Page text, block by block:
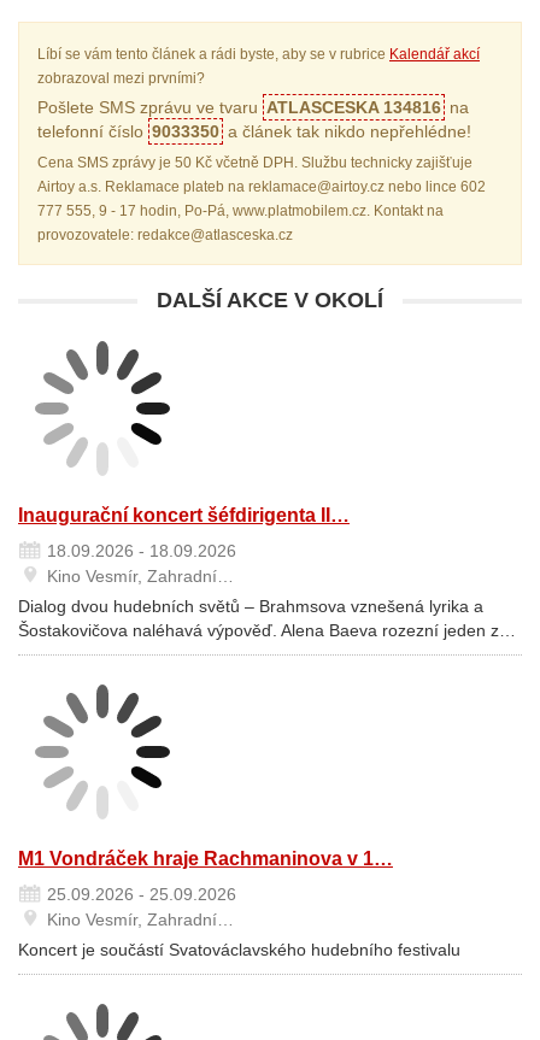
Líbí se vám tento článek a rádi byste, aby se v rubrice Kalendář akcí
zobrazoval mezi prvními?
Pošlete SMS zprávu ve tvaru ATLASCESKA 134816 na
telefonní číslo 9033350 a článek tak nikdo nepřehlédne!
Cena SMS zprávy je 50 Kč včetně DPH. Službu technicky zajišťuje
Airtoy a.s. Reklamace plateb na reklamace@airtoy.cz nebo lince 602
777 555, 9 - 17 hodin, Po-Pá, www.platmobilem.cz. Kontakt na
provozovatele: redakce@atlasceska.cz
DALŠÍ AKCE V OKOLÍ
Inaugurační koncert šéfdirigenta II…
18.09.2026 - 18.09.2026
Kino Vesmír, Zahradní…
Dialog dvou hudebních světů – Brahmsova vznešená lyrika a
Šostakovičova naléhavá výpověď. Alena Baeva rozezní jeden z…
M1 Vondráček hraje Rachmaninova v 1…
25.09.2026 - 25.09.2026
Kino Vesmír, Zahradní…
Koncert je součástí Svatováclavského hudebního festivalu